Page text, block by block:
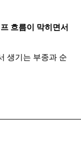
흐름이 막히면서
생기는 부종과 순